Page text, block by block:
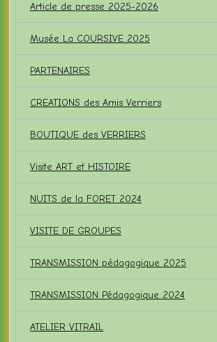
Article de presse 2025-2026
Musée La COURSIVE 2025
PARTENAIRES
CREATIONS des Amis Verriers
BOUTIQUE des VERRIERS
Visite ART et HISTOIRE
NUITS de la FORET 2024
VISITE DE GROUPES
TRANSMISSION pédagogique 2025
TRANSMISSION Pédagogique 2024
ATELIER VITRAIL